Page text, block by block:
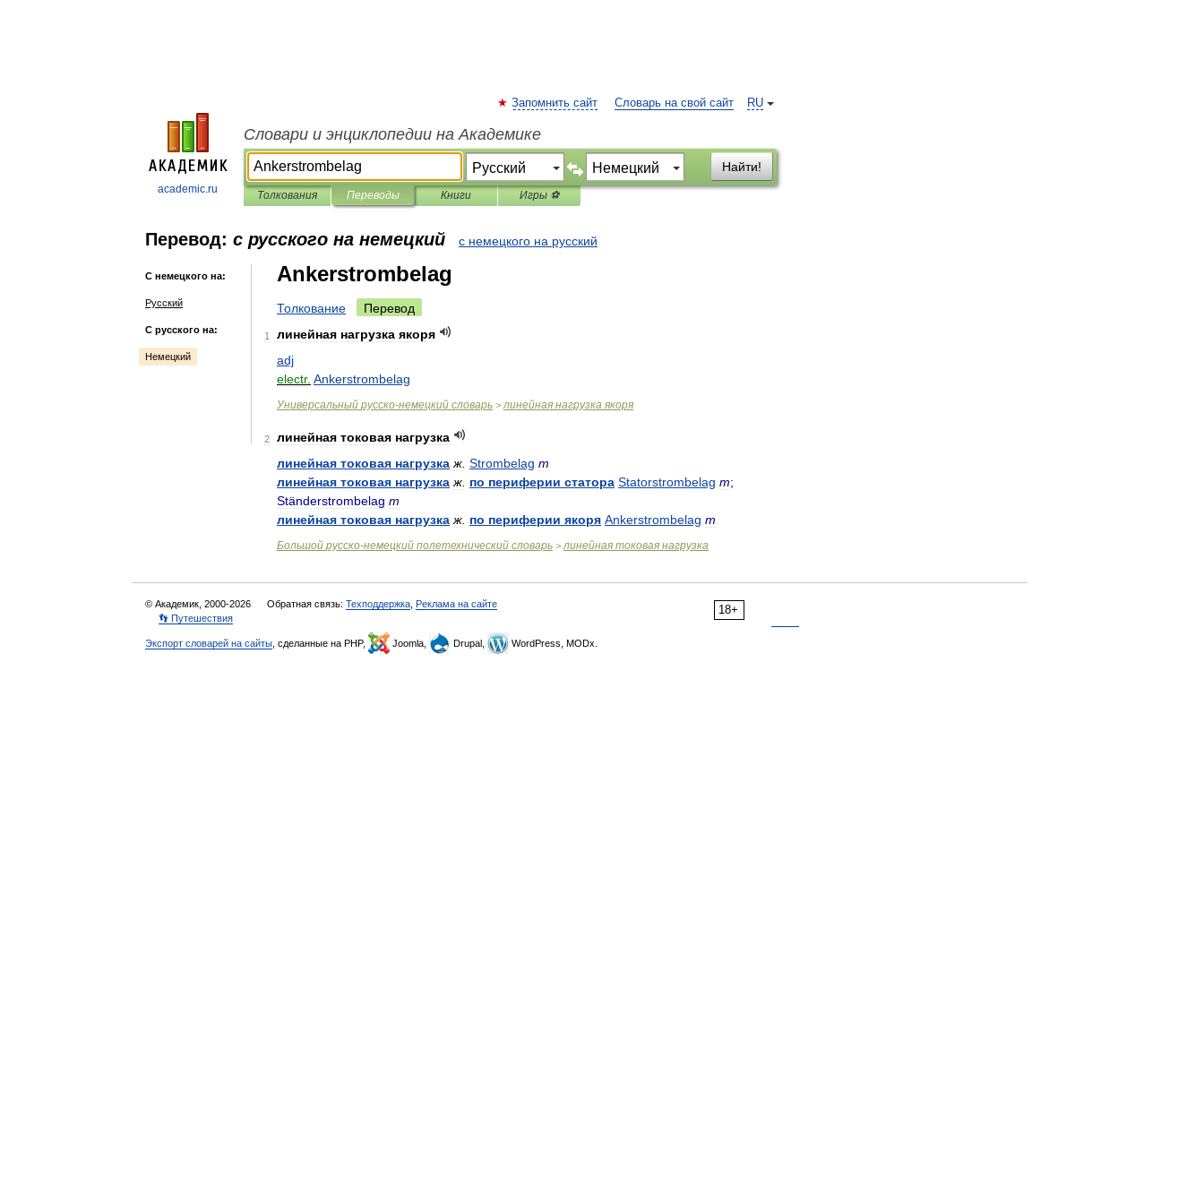
academic.ru
RU
Запомнить сайт Словарь на свой сайт
Словари и энциклопедии на Академике
Найти!
Толкования Переводы Книги Игры ⚽
Перевод: с русского на немецкий с немецкого на русский
С немецкого на:
Русский
С русского на:
Немецкий
Ankerstrombelag
Толкование Перевод
1 линейная нагрузка якоря
adj
electr. Ankerstrombelag
Универсальный русско-немецкий словарь > линейная нагрузка якоря
2 линейная токовая нагрузка
линейная токовая нагрузка ж Strombelag m
линейная токовая нагрузка ж по периферии статора Statorstrombelag m;
Ständerstrombelag m
линейная токовая нагрузка ж по периферии якоря Ankerstrombelag m
Большой русско-немецкий полетехнический словарь > линейная токовая нагрузка
18+
© Академик, 2000-2026 Обратная связь: Техподдержка Реклама на сайте
👣 Путешествия
Экспорт словарей на сайты , сделанные на PHP, Joomla, Drupal, WordPress, MODx.